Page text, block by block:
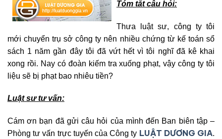
Tóm tắt câu hỏi:
Thưa luật sư, công ty tôi
mới chuyển trụ sở công ty nên nhiều chứng từ kế toán sổ
sách 1 năm gần đây tôi đã vứt hết vì tôi nghĩ đã kê khai
xong rồi. Nay có đoàn kiếm tra xuống phạt, vậy công ty tôi
liệu sẽ bị phạt bao nhiêu tiền?
Luật sư tư vấn:
Cám ơn bạn đã gửi câu hỏi của mình đến Ban biên tập –
Phòng tư vấn trực tuyến của Công ty LUẬT DƯƠNG GIA.